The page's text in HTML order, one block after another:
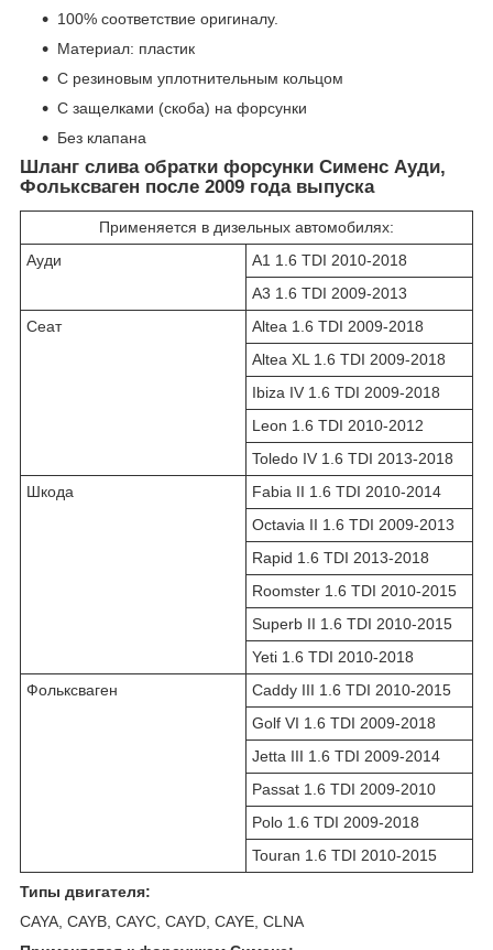
100% соответствие оригиналу.
Материал: пластик
С резиновым уплотнительным кольцом
С защелками (скоба) на форсунки
Без клапана
Шланг слива обратки форсунки Сименс Ауди,
Фольксваген после 2009 года выпуска
Применяется в дизельных автомобилях:
Ауди
A1 1.6 TDI 2010-2018
A3 1.6 TDI 2009-2013
Сеат
Altea 1.6 TDI 2009-2018
Altea XL 1.6 TDI 2009-2018
Ibiza IV 1.6 TDI 2009-2018
Leon 1.6 TDI 2010-2012
Toledo IV 1.6 TDI 2013-2018
Шкода
Fabia II 1.6 TDI 2010-2014
Octavia II 1.6 TDI 2009-2013
Rapid 1.6 TDI 2013-2018
Roomster 1.6 TDI 2010-2015
Superb II 1.6 TDI 2010-2015
Yeti 1.6 TDI 2010-2018
Фольксваген
Caddy III 1.6 TDI 2010-2015
Golf VI 1.6 TDI 2009-2018
Jetta III 1.6 TDI 2009-2014
Passat 1.6 TDI 2009-2010
Polo 1.6 TDI 2009-2018
Touran 1.6 TDI 2010-2015
Типы двигателя:
CAYA, CAYB, CAYC, CAYD, CAYE, CLNA